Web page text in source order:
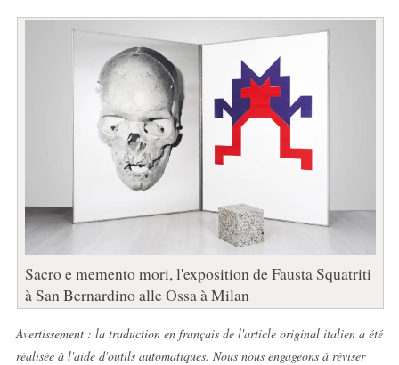
Sacro e memento mori, l'exposition de Fausta Squatriti
à San Bernardino alle Ossa à Milan
Avertissement : la traduction en français de l'article original italien a été
réalisée à l'aide d'outils automatiques. Nous nous engageons à réviser